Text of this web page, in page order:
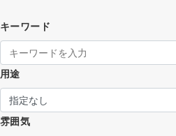
キーワード
用途
雰囲気